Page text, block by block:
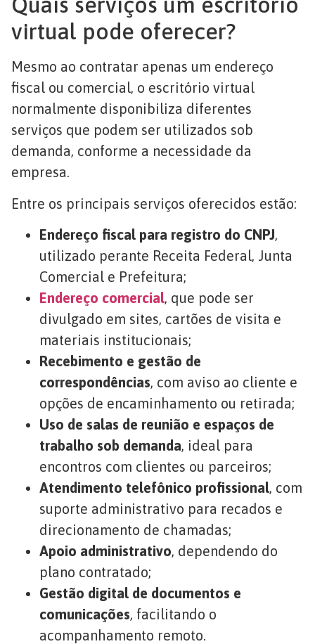
virtual pode oferecer?
Mesmo ao contratar apenas um endereço
fiscal ou comercial, o escritório virtual
normalmente disponibiliza diferentes
serviços que podem ser utilizados sob
demanda, conforme a necessidade da
empresa.
Entre os principais serviços oferecidos estão:
Endereço fiscal para registro do CNPJ,
utilizado perante Receita Federal, Junta
Comercial e Prefeitura;
Endereço comercial, que pode ser
divulgado em sites, cartões de visita e
materiais institucionais;
Recebimento e gestão de
correspondências, com aviso ao cliente e
opções de encaminhamento ou retirada;
Uso de salas de reunião e espaços de
trabalho sob demanda, ideal para
encontros com clientes ou parceiros;
Atendimento telefônico profissional, com
suporte administrativo para recados e
direcionamento de chamadas;
Apoio administrativo, dependendo do
plano contratado;
Gestão digital de documentos e
comunicações, facilitando o
acompanhamento remoto.